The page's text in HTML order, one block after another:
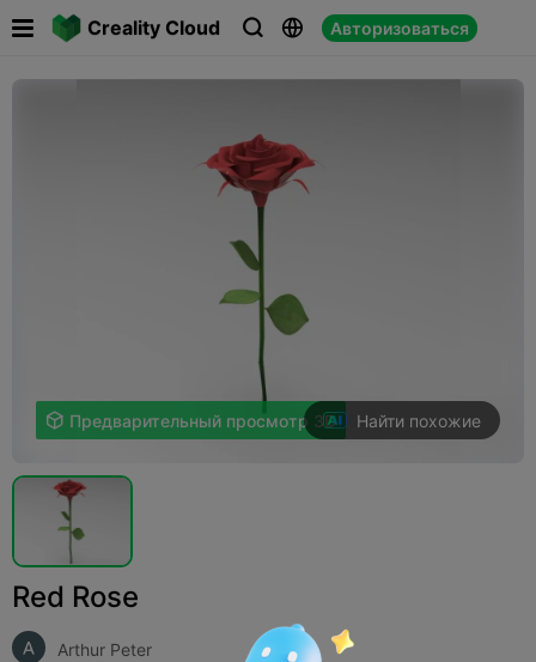
Creality Cloud   Авторизоваться
 
 Предварительный просмотр 3D Найти похожие
Red Rose
Arthur Peter